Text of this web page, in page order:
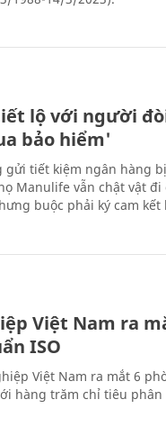
lộ với người
bảo hiểm'
gửi tiết kiệm ngân hàng
Manulife vẫn chật vật đi
buộc phải ký cam
Việt Nam ra
ISO
Việt Nam ra mắt 6
hàng trăm chỉ tiêu